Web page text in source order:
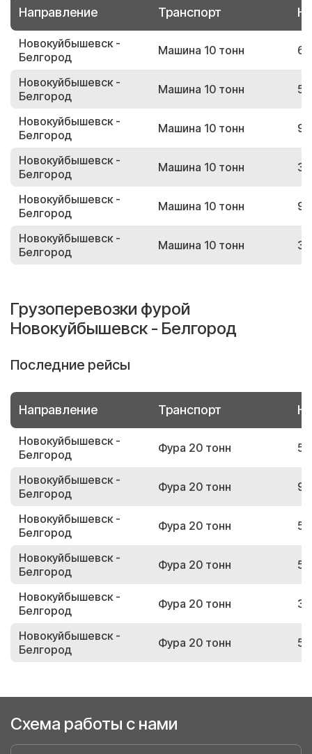
Направление Транспорт
Новокуйбышевск -
Белгород
Машина 10 тонн
Новокуйбышевск -
Белгород
Машина 10 тонн
Новокуйбышевск -
Белгород
Машина 10 тонн
Новокуйбышевск -
Белгород
Машина 10 тонн
Новокуйбышевск -
Белгород
Машина 10 тонн
Новокуйбышевск -
Белгород
Машина 10 тонн
Грузоперевозки фурой
Новокуйбышевск - Белгород
Последние рейсы
Направление Транспорт
Новокуйбышевск -
Белгород
Фура 20 тонн
Новокуйбышевск -
Белгород
Фура 20 тонн
Новокуйбышевск -
Белгород
Фура 20 тонн
Новокуйбышевск -
Белгород
Фура 20 тонн
Новокуйбышевск -
Белгород
Фура 20 тонн
Новокуйбышевск -
Белгород
Фура 20 тонн
Схема работы с нами